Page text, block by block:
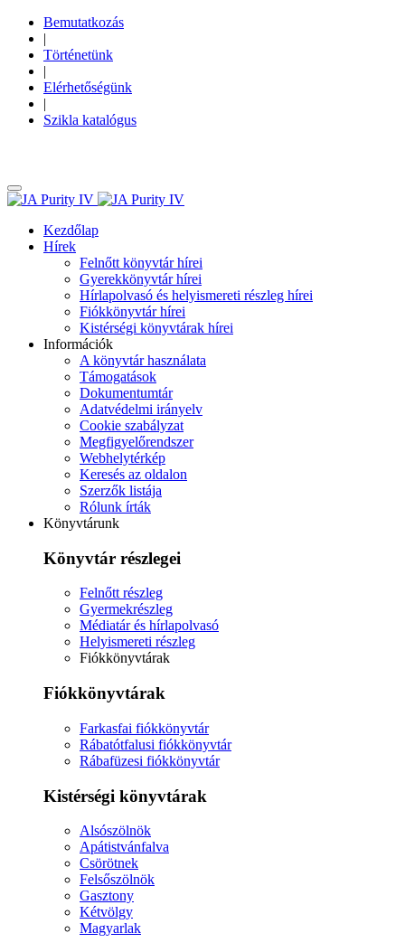
Bemutatkozás
|
Történetünk
|
Elérhetőségünk
|
Szikla katalógus
Kezdőlap
Hírek
Felnőtt könyvtár hírei
Gyerekkönyvtár hírei
Hírlapolvasó és helyismereti részleg hírei
Fiókkönyvtár hírei
Kistérségi könyvtárak hírei
Információk
A könyvtár használata
Támogatások
Dokumentumtár
Adatvédelmi irányelv
Cookie szabályzat
Megfigyelőrendszer
Webhelytérkép
Keresés az oldalon
Szerzők listája
Rólunk írták
Könyvtárunk
Könyvtár részlegei
Felnőtt részleg
Gyermekrészleg
Médiatár és hírlapolvasó
Helyismereti részleg
Fiókkönyvtárak
Fiókkönyvtárak
Farkasfai fiókkönyvtár
Rábatótfalusi fiókkönyvtár
Rábafüzesi fiókkönyvtár
Kistérségi könyvtárak
Alsószölnök
Apátistvánfalva
Csörötnek
Felsőszölnök
Gasztony
Kétvölgy
Magyarlak